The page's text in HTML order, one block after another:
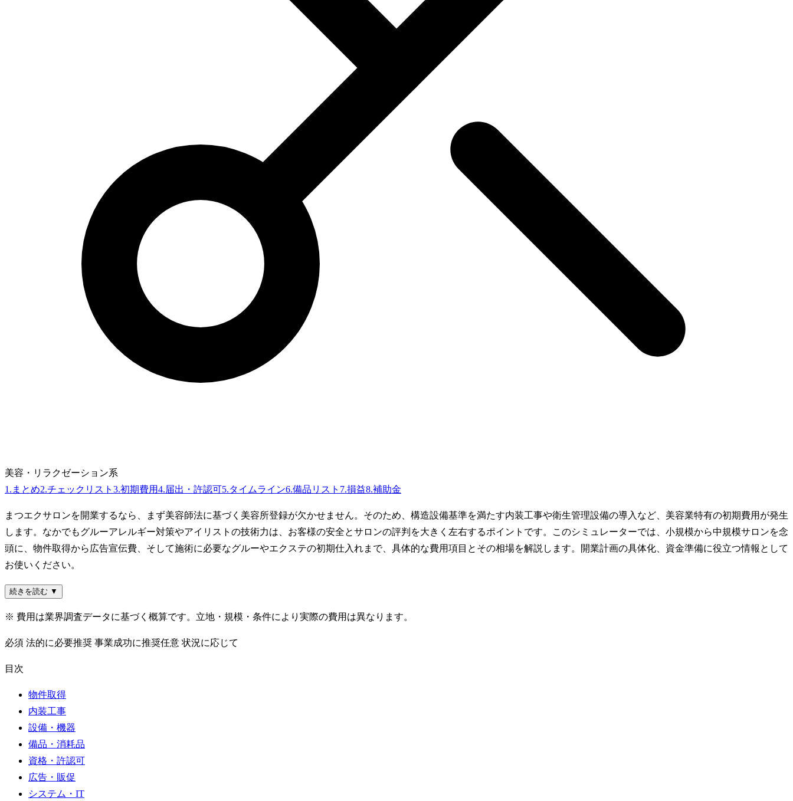
美容・リラクゼーション系
1 . まとめ2.チェックリスト 3.初期費用4.届出・許認可5.タイムライン6.備品リスト 7.損益8.補助金
まつエクサロンを開業するなら、まず美容師法に基づく美容所登録が欠かせません。そのため、構造設備基準を満たす内装工事や衛生管理設備の導入など、美容業特有の初期費用が発生
します。なかでもグルーアレルギー対策やアイリストの技術力は、お客様の安全とサロンの評判を大きく左右するポイントです。このシミュレーターでは、小規模から中規模サロンを念
頭に、物件取得から広告宣伝費、そして施術に必要なグルーやエクステの初期仕入れまで、具体的な費用項目とその相場を解説します。開業計画の具体化、資金準備に役立つ情報として
お使いください。
続きを読む ▼
※ 費用は業界調査データに基づく概算です。立地・規模・条件により実際の費用は異なります。
必須 法的に必要推奨 事業成功に推奨任意 状況に応じて
目次
物件取得
内装工事
設備・機器
備品・消耗品
資格・許認可
広告・販促
システム・IT